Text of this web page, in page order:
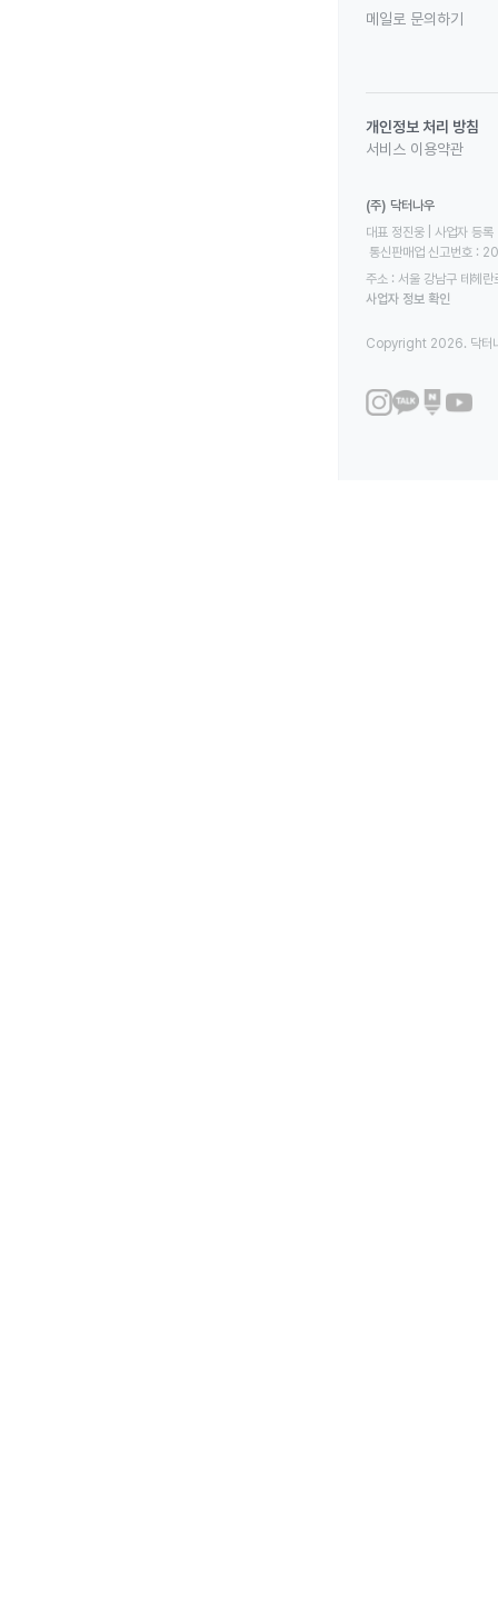
메일로 문의하기
개인정보 처리 방침
서비스 이용약관
(주) 닥터나우
대표 정진웅 | 사업자
통신판매업 신고번호
주소 : 서울 강남구 테헤
사업자 정보 확인
Copyright 2026. 닥터